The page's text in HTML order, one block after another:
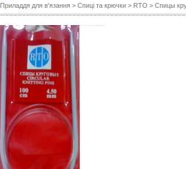
Приладдя для в'язання > Спиці та крючки > RTO > Спицы